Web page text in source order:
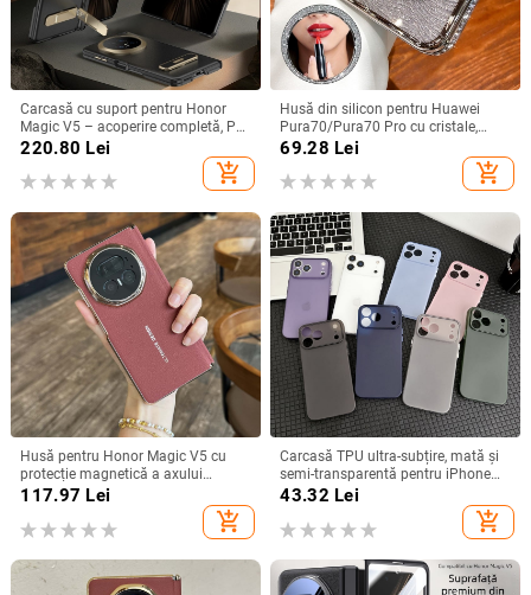
Carcasă cu suport pentru Honor
Magic V5 – acoperire completă, PC
mat, anti-cădere, anti-amprente
220.80 Lei
add_shopping_cart
Husă din silicon pentru Huawei
Pura70/Pura70 Pro cu cristale,
transparentă, estetică, suport
încorporat și disipare a căldurii
69.28 Lei
add_shopping_cart
Husă pentru Honor Magic V5 cu
protecție magnetică a axului
central, acoperire completă a
electroplacare, protecție anti-cădere
117.97 Lei
add_shopping_cart
Carcasă TPU ultra-subțire, mată și
semi-transparentă pentru iPhone
11/12/14/15/16/17 Pro Max,
protecție împotriva căderilor, anti-
amprente
43.32 Lei
add_shopping_cart